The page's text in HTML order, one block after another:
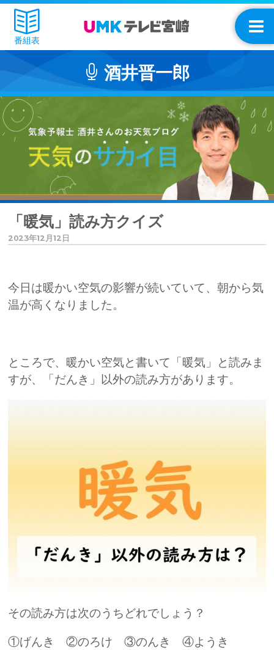
番組表
酒井晋一郎
「暖気」読み方クイズ
2023年12月12日
今日は暖かい空気の影響が続いていて、朝から気
温が高くなりました。
ところで、暖かい空気と書いて「暖気」と読みま
すが、「だんき」以外の読み方があります。
その読み方は次のうちどれでしょう？
①げんき ②のろけ ③のんき ④ようき